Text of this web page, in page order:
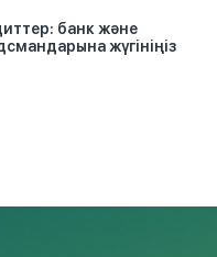
банк және
жүгініңіз